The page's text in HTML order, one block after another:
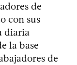
de
con sus
diaria
la base
de